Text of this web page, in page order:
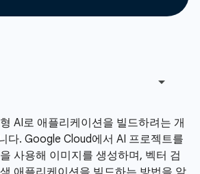
AI로 애플리케이션을 빌드하려는 개
다. Google Cloud에서 AI 프로젝트를
사용해 이미지를 생성하며, 벡터 검